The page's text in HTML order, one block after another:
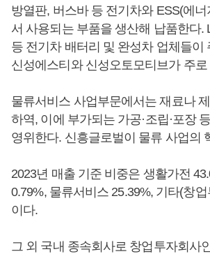
방열판, 버스바 등 전기차와 ESS(에너
서 사용되는 부품을 생산해 납품한다.
등 전기차 배터리 및 완성차 업체들이
신성에스티와 신성오토모티브가 주로
물류서비스 사업부문에서는 재료나 제
하역, 이에 부가되는 가공·조립·포장
영위한다. 신흥글로벌이 물류 사업의
2023년 매출 기준 비중은 생활가전
0.79%, 물류서비스 25.39%, 기타(창
이다.
그 외 국내 종속회사로 창업투자회사